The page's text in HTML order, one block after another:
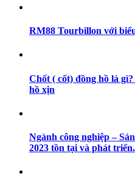
RM88 Tourbillon với
Chốt ( cốt) đồng hồ là
hồ xịn
Ngành công nghiệp –
2023 tồn tại và phát triển.